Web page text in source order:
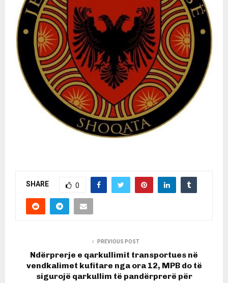
SHARE 0
PREVIOUS POST
Ndërprerje e qarkullimit transportues në
vendkalimet kufitare nga ora 12, MPB do të
sigurojë qarkullim të pandërprerë për